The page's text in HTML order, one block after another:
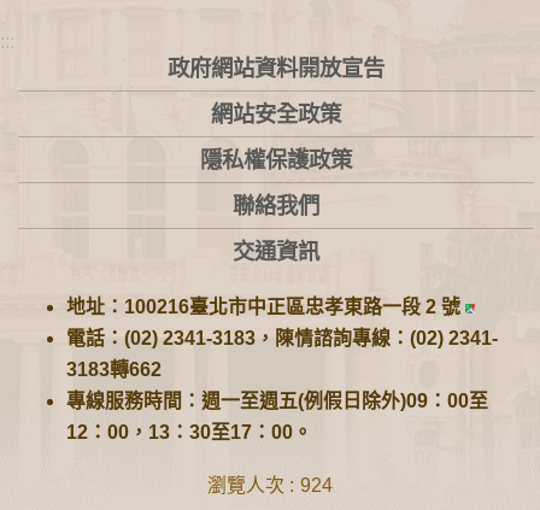
:::
政府網站資料開放宣告
網站安全政策
隱私權保護政策
聯絡我們
交通資訊
地址：100216臺北市中正區忠孝東路一段 2 號
電話：(02) 2341-3183，陳情諮詢專線：(02) 2341-
3183轉662
專線服務時間：週一至週五(例假日除外)09：00至
12：00，13：30至17：00。
瀏覽人次 924